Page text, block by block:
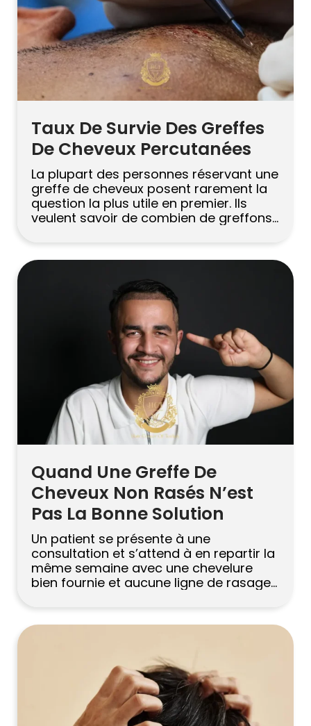
Български
Svenska
Taux De Survie Des Greffes
De Cheveux Percutanées
La plupart des personnes réservant une
greffe de cheveux posent rarement la
question la plus utile en premier. Ils
veulent savoir de combien de greffons
de temps dure le voyage. Tous valides.
Mais le nombre qui détermine
discrètement le résultat à long terme
est tout autre chose […]
Quand Une Greffe De
Cheveux Non Rasés N’est
Pas La Bonne Solution
Un patient se présente à une
consultation et s’attend à en repartir la
même semaine avec une chevelure
bien fournie et aucune ligne de rasage
semble idéal. En réalité, ce n’est pas
toujours la voie la plus intelligente.
devenus une demande populaire, […]